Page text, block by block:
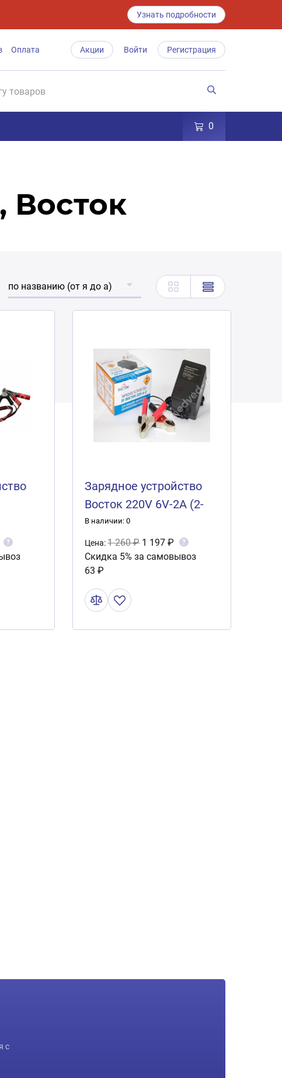
Узнать подробности
Оплата Акции Войти Регистрация
0
Восток
по названию (от я до а)
?
Зарядное устройство
Восток 220V 6V-2A (2-
12А/Ч)
В наличии: 0
Цена:1 260 ₽ 1 197 ₽ ?
Скидка 5% за самовывоз
63 ₽
с